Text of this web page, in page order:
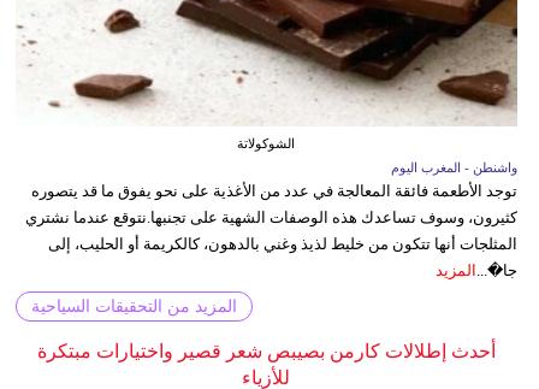
الشوكولاتة
واشنطن - المغرب اليوم
توجد الأطعمة فائقة المعالجة في عدد من الأغذية على نحو يفوق ما قد يتصوره
كثيرون، وسوف تساعدك هذه الوصفات الشهية على تجنبها.نتوقع عندما نشتري
المثلجات أنها تتكون من خليط لذيذ وغني بالدهون، كالكريمة أو الحليب، إلى
جا�... المزيد
المزيد من التحقيقات السياحية
أحدث إطلالات كارمن بصيبص شعر قصير واختيارات مبتكرة
للأزياء